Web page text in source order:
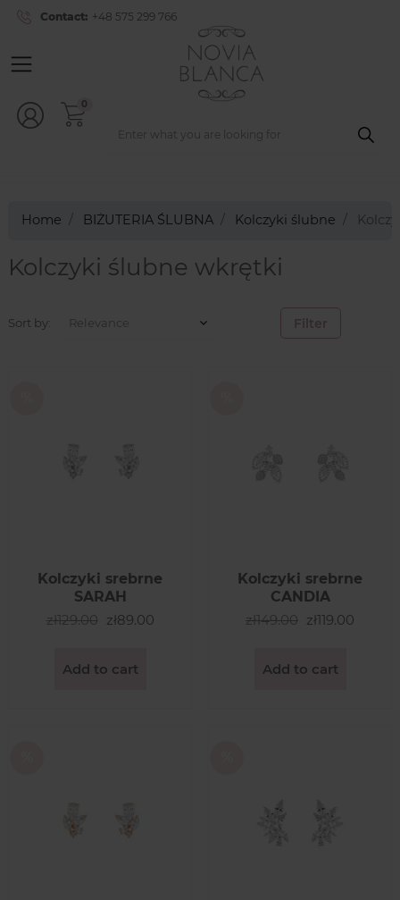
Contact: +48 575 299 766
0
Home BIŻUTERIA ŚLUBNA Kolczyki ślubne
Kolczyki ślubne wkrętki
Sort by: Filter
Kolczyki srebrne
SARAH
zł129.00 zł89.00
Add to cart
Kolczyki srebrne
CANDIA
zł149.00 zł119.00
Add to cart